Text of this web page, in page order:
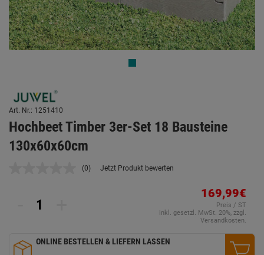
Art. Nr.: 1251410
Hochbeet Timber 3er-Set 18 Bausteine
130x60x60cm
Kein
(0) Jetzt Produkt bewerten
169,99€
Preis / ST
inkl. gesetzl. MwSt. 20%, zzgl.
Versandkosten.
ONLINE BESTELLEN & LIEFERN LASSEN